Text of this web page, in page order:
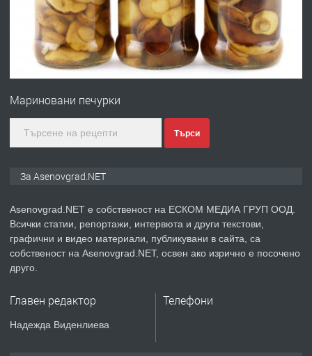
преди 1 година
ПРЕДЛАГА
Професионална зеленчукорезачка
преди 2 години
ПРЕДЛАГА
Давам индивидуалани уроци по
Мариновани печурки
Търси
За Asenovgrad.NET
Asenovgrad.NET е собственост на ЕСКОМ МЕДИА ГРУП ООД.
Всички статии, репортажи, интервюта и други текстови,
графични и видео материали, публикувани в сайта, са
собственост на Asenovgrad.NET, освен ако изрично е посочено
друго.
Главен редактор
Надежда Виденлиева
Телефони